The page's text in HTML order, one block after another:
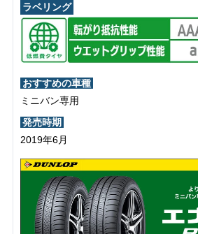
ラベリング
おすすめの車種
ミニバン専用
発売時期
2019年6月